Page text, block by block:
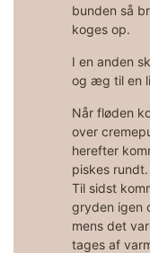
bunden så
koges op.
I en anden
og æg til en
Når fløden
over
herefter
piskes rundt.
Til sidst
gryden igen
mens det
tages af